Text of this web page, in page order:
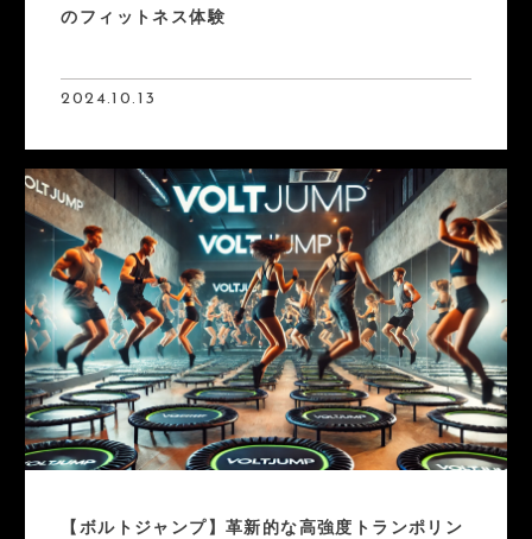
のフィットネス体験
2024.10.13
【ボルトジャンプ】革新的な高強度トランポリン